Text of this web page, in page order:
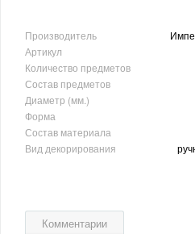
Производитель
Артикул
Количество предметов
Состав предметов
Диаметр (мм.)
Форма
Состав материала
Вид декорирования
Комментарии